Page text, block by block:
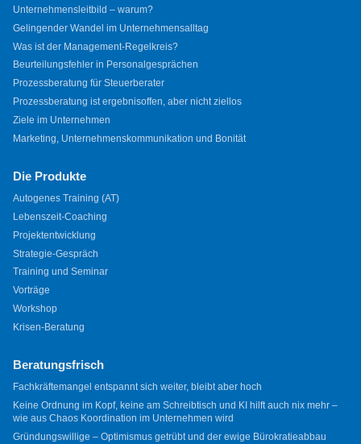
Unternehmensleitbild – warum?
Gelingender Wandel im Unternehmensalltag
Was ist der Management-Regelkreis?
Beurteilungsfehler in Personalgesprächen
Prozessberatung für Steuerberater
Prozessberatung ist ergebnisoffen, aber nicht ziellos
Ziele im Unternehmen
Marketing, Unternehmenskommunikation und Bonität
Die Produkte
Autogenes Training (AT)
Lebenszeit-Coaching
Projektentwicklung
Strategie-Gespräch
Training und Seminar
Vorträge
Workshop
Krisen-Beratung
Beratungsfrisch
Fachkräftemangel entspannt sich weiter, bleibt aber hoch
Keine Ordnung im Kopf, keine am Schreibtisch und KI hilft auch nix mehr –
wie aus Chaos Koordination im Unternehmen wird
Gründungswillige – Optimismus getrübt und der ewige Bürokratieabbau